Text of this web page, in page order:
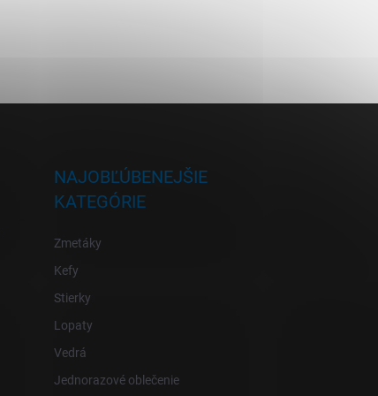
NAJOBĽÚBENEJŠIE
KATEGÓRIE
Zmetáky
Kefy
Stierky
Lopaty
Vedrá
Jednorazové oblečenie